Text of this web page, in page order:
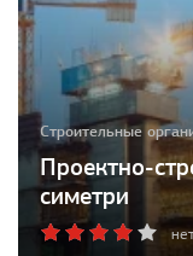
Строительные
Проектно-
симетри